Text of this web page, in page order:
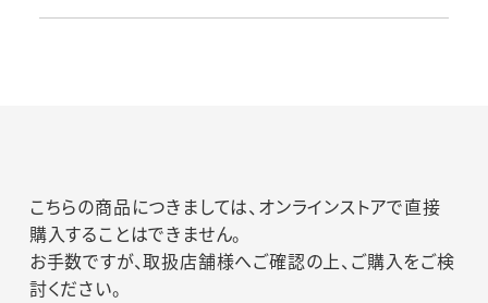
こちらの商品につきましては、オンラインストアで直接
購入することはできません。
お手数ですが、取扱店舗様へご確認の上、ご購入をご検
討ください。